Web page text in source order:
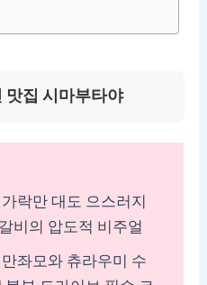
맛집 시마부타야
락만 대도 으스러지
비의 압도적 비주얼
좌모와 츄라우미 수